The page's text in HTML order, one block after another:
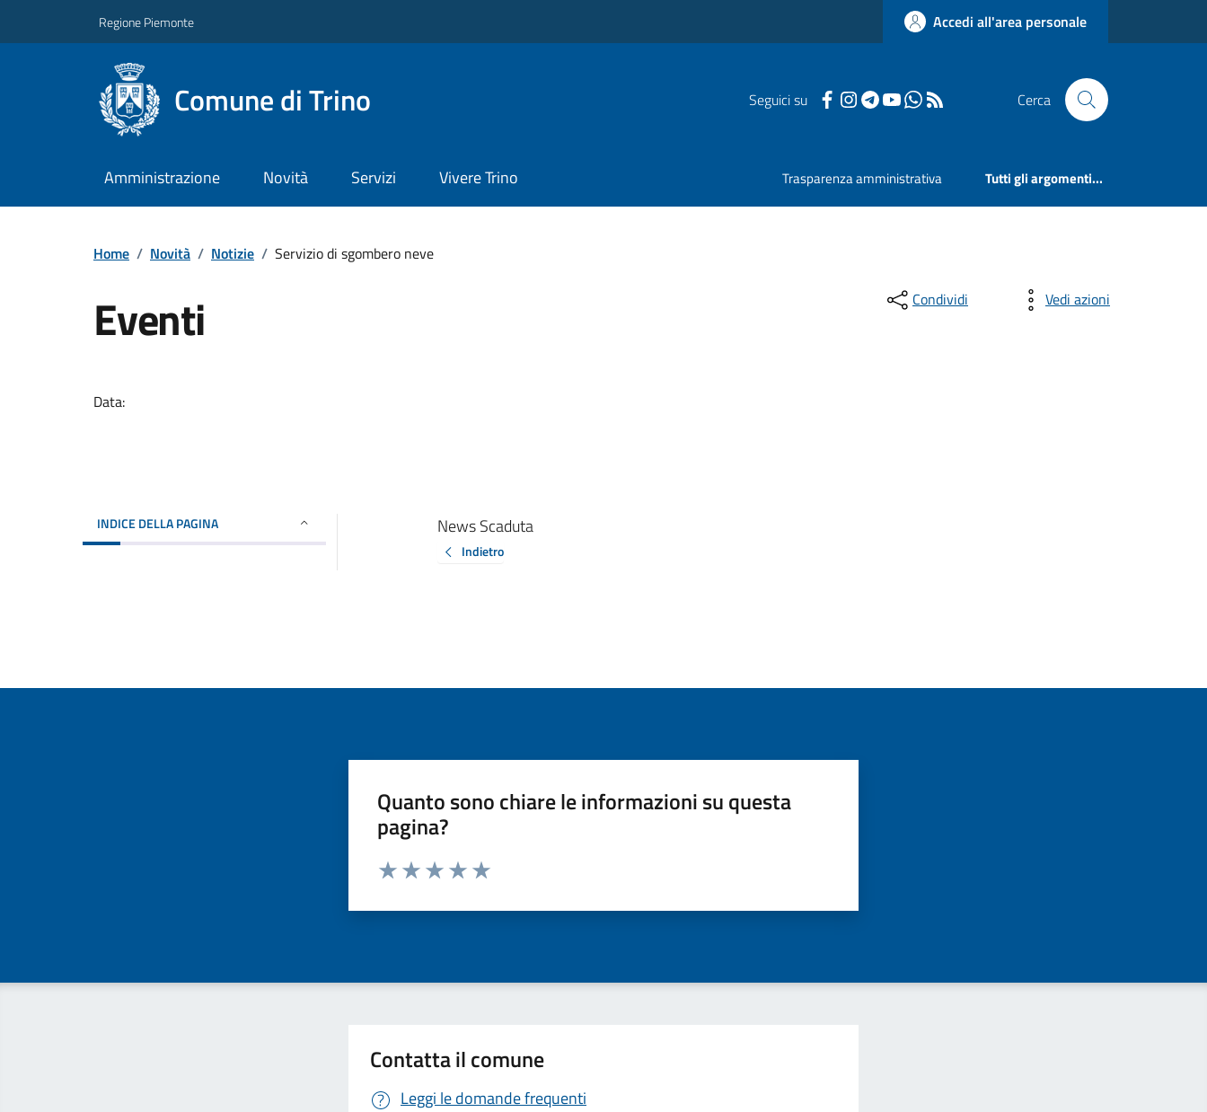
Regione Piemonte Accedi all'area personale
Comune di Trino Seguici su Cerca
Amministrazione Novità Servizi Vivere Trino Trasparenza amministrativa Tutti gli argomenti...
Home / Novità / Notizie / Servizio di sgombero neve
Eventi
Data:
Condividi Vedi azioni
INDICE DELLA PAGINA News Scaduta
Indietro
Quanto sono chiare le informazioni su questa
pagina?
Valuta da 1 a 5 stelle la pagina
Contatta il comune
Leggi le domande frequenti